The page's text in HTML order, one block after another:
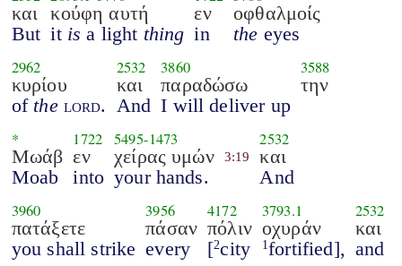
και
But
κούφη αυτή
it is a light thing
εν
in
οφθαλμοίς
the eyes
2962
κυρίου
of the lord.
2532
και
And
3860
παραδώσω
I will deliver up
3588
την
*
Μωάβ
Moab
1722
εν
into
5495-1473
χείρας υμών
your hands.
3:19
2532
και
And
3960
πατάξετε
you shall strike
3956
πάσαν
every
4172
πόλιν
[2city
3793.1
οχυράν
1fortified],
2532
και
and